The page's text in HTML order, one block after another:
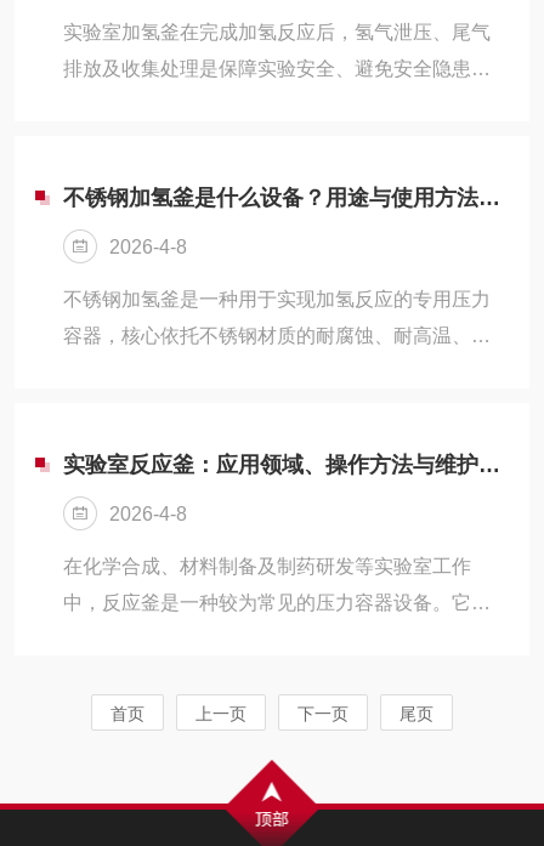
实验室加氢釜在完成加氢反应后，氢气泄压、尾气
排放及收集处理是保障实验安全、避免安全隐患和
不锈钢加氢釜是什么设备？用途与使用方法详解
2026-4-8
不锈钢加氢釜是一种用于实现加氢反应的专用压力
容器，核心依托不锈钢材质的耐腐蚀、耐高温、耐
靠，适配固体、液体等多种形态反应物
实验室反应釜：应用领域、操作方法与维护要点
2026-4-8
在化学合成、材料制备及制药研发等实验室工作
中，反应釜是一种较为常见的压力容器设备。它能
催化反应、聚合反应、水热合成等实验场景。
首页 上一页 下一页 尾页